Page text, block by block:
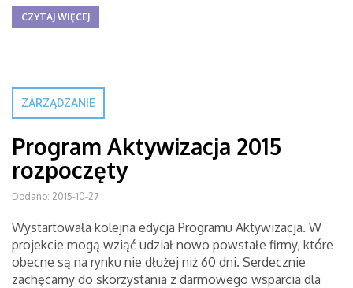
CZYTAJ WIĘCEJ
ZARZĄDZANIE
Program Aktywizacja 2015
rozpoczęty
Dodano: 2015-10-27
Wystartowała kolejna edycja Programu Aktywizacja. W
projekcie mogą wziąć udział nowo powstałe firmy, które
obecne są na rynku nie dłużej niż 60 dni. Serdecznie
zachęcamy do skorzystania z darmowego wsparcia dla